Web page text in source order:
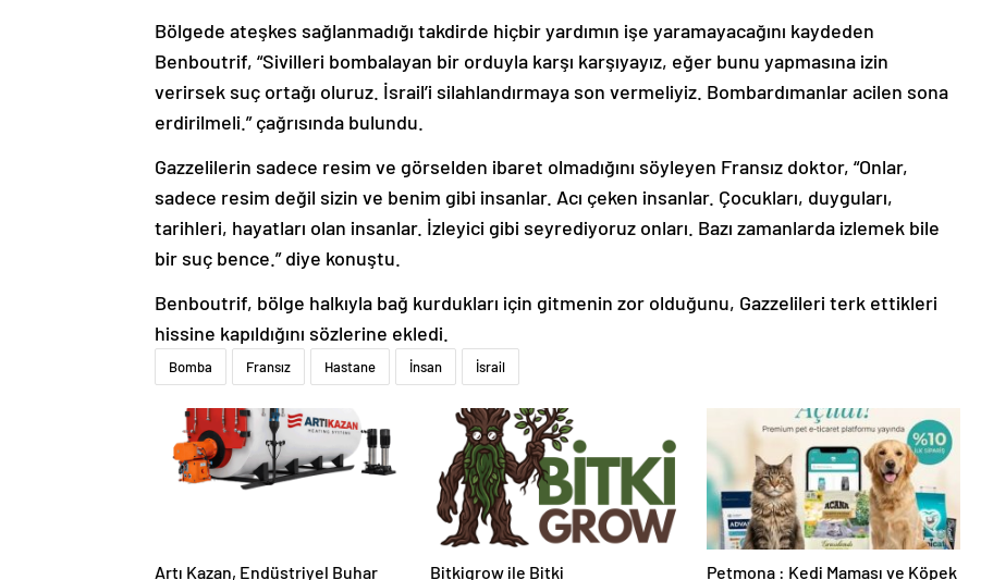
Bölgede ateşkes sağlanmadığı takdirde hiçbir yardımın işe yaramayacağını kaydeden
Benboutrif, “Sivilleri bombalayan bir orduyla karşı karşıyayız, eğer bunu yapmasına izin
verirsek suç ortağı oluruz. İsrail’i silahlandırmaya son vermeliyiz. Bombardımanlar acilen sona
erdirilmeli.” çağrısında bulundu.
Gazzelilerin sadece resim ve görselden ibaret olmadığını söyleyen Fransız doktor, “Onlar,
sadece resim değil sizin ve benim gibi insanlar. Acı çeken insanlar. Çocukları, duyguları,
tarihleri, hayatları olan insanlar. İzleyici gibi seyrediyoruz onları. Bazı zamanlarda izlemek bile
bir suç bence.” diye konuştu.
Benboutrif, bölge halkıyla bağ kurdukları için gitmenin zor olduğunu, Gazzelileri terk ettikleri
hissine kapıldığını sözlerine ekledi.
Bomba Fransız Hastane İnsan İsrail
Artı Kazan, Endüstriyel Buhar Bitkigrow ile Bitki Petmona : Kedi Maması ve Köpek